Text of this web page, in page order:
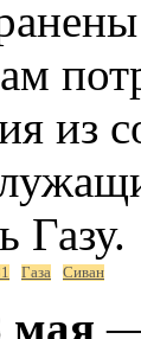
из
Газу.
Газа Сиван
мая —